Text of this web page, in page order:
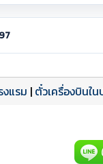
งแรม | ตั๋วเครื่องบินใน